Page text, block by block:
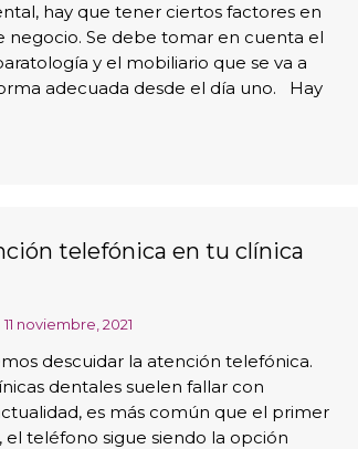
hay que tener ciertos factores en
negocio. Se debe tomar en cuenta el
y el mobiliario que se va a
adecuada desde el día uno. Hay
telefónica en tu clínica
11 noviembre, 2021
descuidar la atención telefónica.
dentales suelen fallar con
es más común que el primer
teléfono sigue siendo la opción